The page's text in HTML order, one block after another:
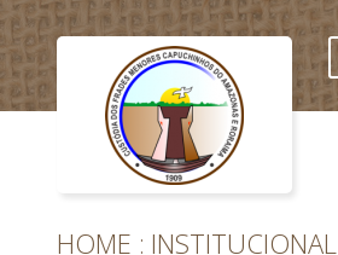
HOME INSTITUCIONAL